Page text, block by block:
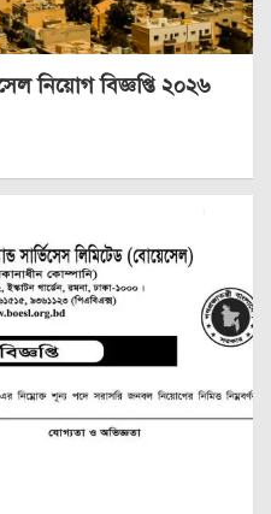
নিয়োগ বিজ্ঞপ্তি ২০২৬